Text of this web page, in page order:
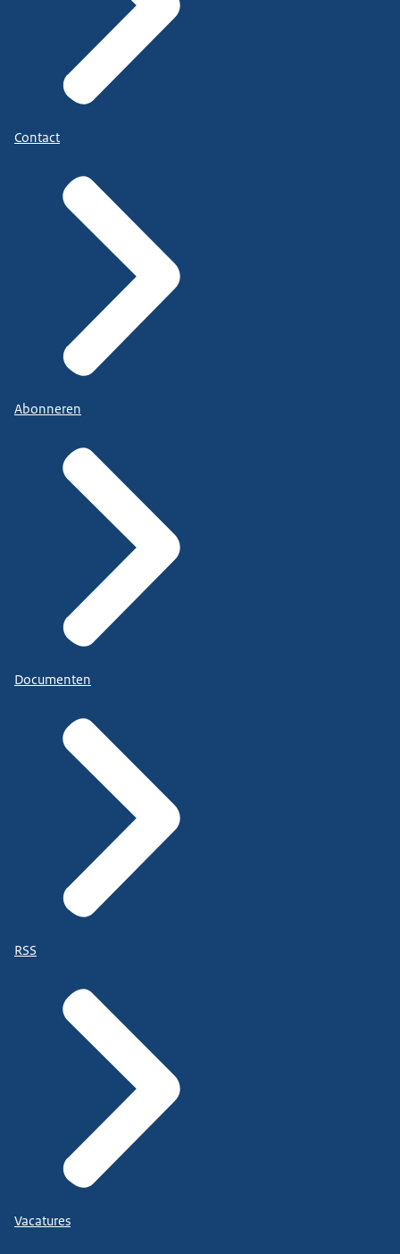
Contact
Abonneren
Documenten
RSS
Vacatures